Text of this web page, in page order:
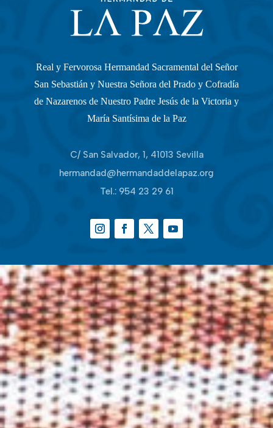
Real y Fervorosa Hermandad Sacramental del Señor
San Sebastián y Nuestra Señora del Prado y Cofradía
de Nazarenos de Nuestro Padre Jesús de la Victoria y
María Santísima de la Paz
C/ San Salvador, 1, 41013 Sevilla
hermandad@hermandaddelapaz.org
Tel.: 954 23 29 61